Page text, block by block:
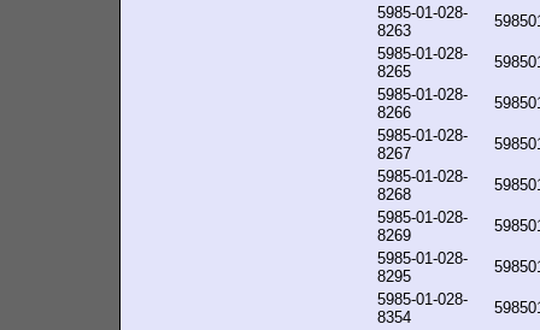
5985-01-028-
8263
5985-01-028-
8265
5985-01-028-
8266
5985-01-028-
8267
5985-01-028-
8268
5985-01-028-
8269
5985-01-028-
8295
5985-01-028-
8354